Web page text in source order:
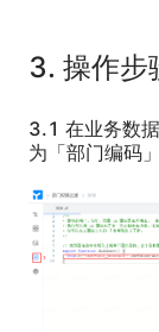
3. 操作步
3.1 在业务数
为「部门编码